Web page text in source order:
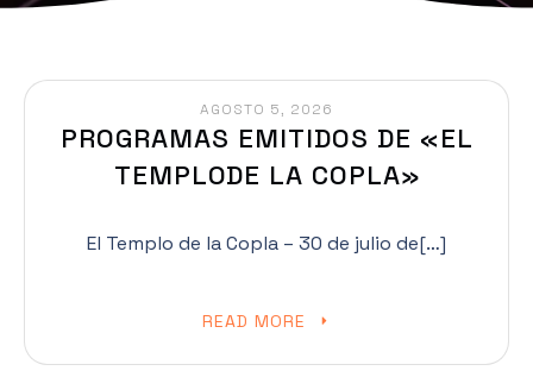
AGOSTO 5, 2026
PROGRAMAS EMITIDOS DE «EL
TEMPLODE LA COPLA»
El Templo de la Copla – 30 de julio de[…]
READ MORE